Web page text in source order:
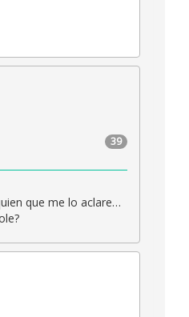
39
que me lo aclare…